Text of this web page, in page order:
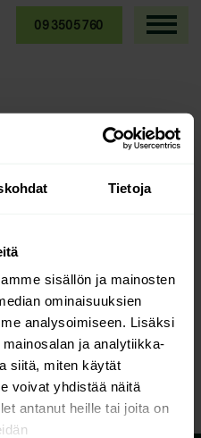
Tietoja
sisällön ja mainosten
ominaisuuksien
analysoimiseen. Lisäksi
ja analytiikka-
siitä, miten käytät
voivat yhdistää näitä
antanut heille tai joita on
09 3505 760
Silvonen
6596